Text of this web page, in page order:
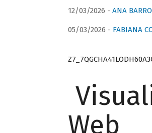
12/03/2026 - ANA
05/03/2026 - FABIANA
Web